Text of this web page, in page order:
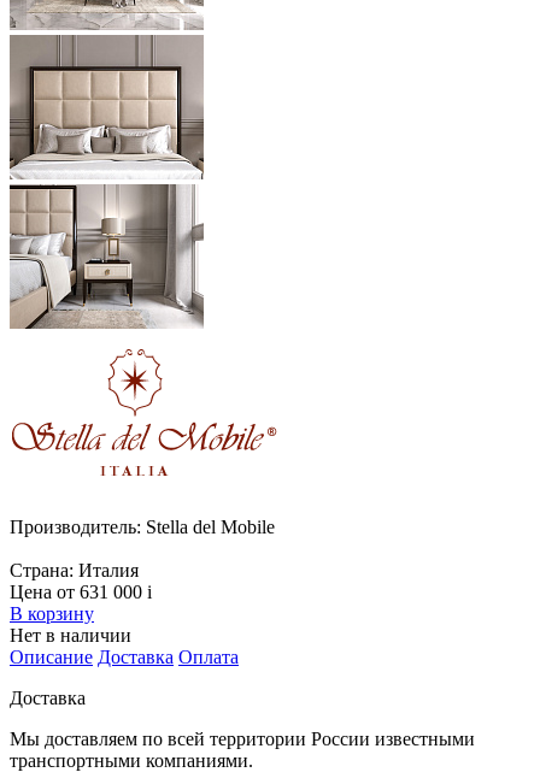
Производитель: Stella del Mobile
Страна: Италия
Цена от 631 000 i
В корзину
Нет в наличии
Описание Доставка Оплата
Доставка
Мы доставляем по всей территории России известными
транспортными компаниями.